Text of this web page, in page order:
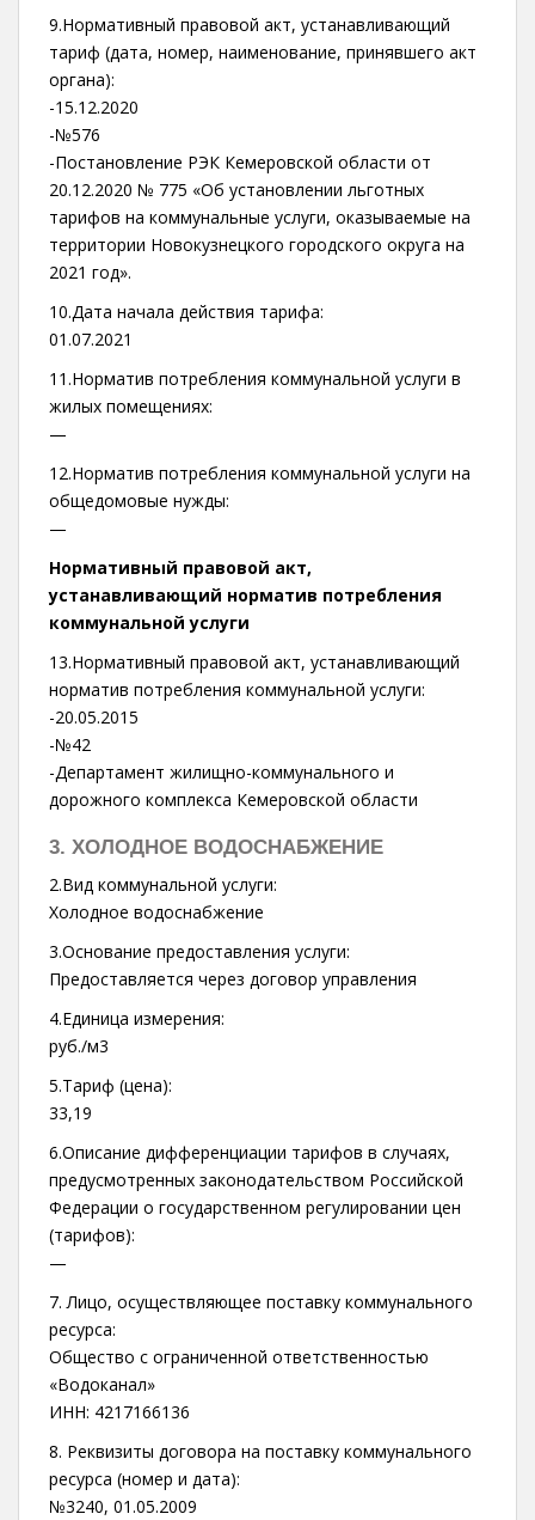
9.Нормативный правовой акт, устанавливающий
тариф (дата, номер, наименование, принявшего акт
органа):
-15.12.2020
-№576
-Постановление РЭК Кемеровской области от
20.12.2020 № 775 «Об установлении льготных
тарифов на коммунальные услуги, оказываемые на
территории Новокузнецкого городского округа на
2021 год».
10.Дата начала действия тарифа:
01.07.2021
11.Норматив потребления коммунальной услуги в
жилых помещениях:
—
12.Норматив потребления коммунальной услуги на
общедомовые нужды:
—
Нормативный правовой акт,
устанавливающий норматив потребления
коммунальной услуги
13.Нормативный правовой акт, устанавливающий
норматив потребления коммунальной услуги:
-20.05.2015
-№42
-Департамент жилищно-коммунального и
дорожного комплекса Кемеровской области
3. ХОЛОДНОЕ ВОДОСНАБЖЕНИЕ
2.Вид коммунальной услуги:
Холодное водоснабжение
3.Основание предоставления услуги:
Предоставляется через договор управления
4.Единица измерения:
руб./м3
5.Тариф (цена):
33,19
6.Описание дифференциации тарифов в случаях,
предусмотренных законодательством Российской
Федерации о государственном регулировании цен
(тарифов):
—
7. Лицо, осуществляющее поставку коммунального
ресурса:
Общество с ограниченной ответственностью
«Водоканал»
ИНН: 4217166136
8. Реквизиты договора на поставку коммунального
ресурса (номер и дата):
№3240, 01.05.2009